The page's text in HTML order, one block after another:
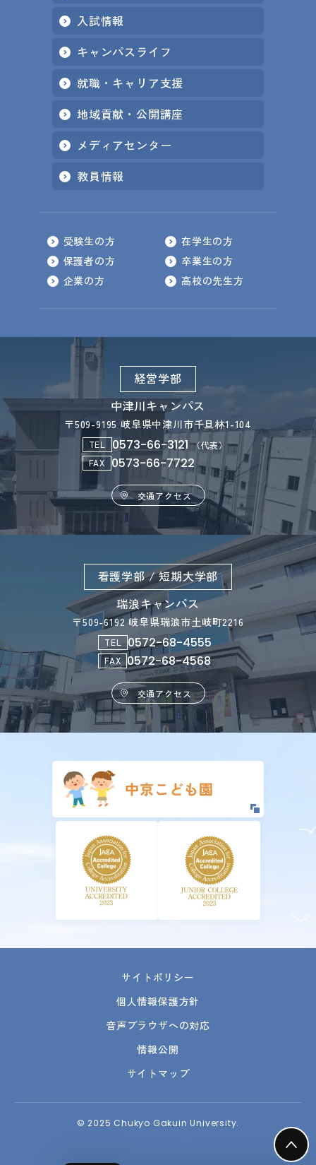
入試情報
キャンパスライフ
就職・キャリア支援
地域貢献・公開講座
メディアセンター
教員情報
受験生の方
在学生の方
保護者の方
卒業生の方
企業の方
高校の先生方
経営学部
中津川キャンパス
〒509-9195 岐阜県中津川市千旦林1-104
TEL 0573-66-3121 （代表）
FAX
0573-66-7722
交通アクセス
看護学部 / 短期大学部
瑞浪キャンパス
〒509-6192 岐阜県瑞浪市土岐町2216
TEL 0572-68-4555
FAX 0572-68-4568
交通アクセス
サイトポリシー
個人情報保護方針
音声ブラウザへの対応
情報公開
サイトマップ
© 2025 Chukyo Gakuin University.